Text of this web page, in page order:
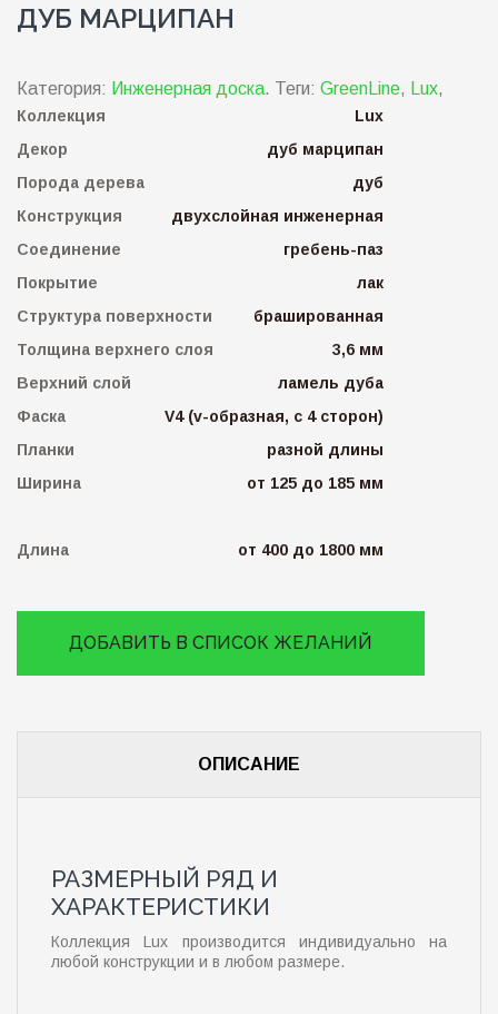
ДУБ МАРЦИПАН
Категория: Инженерная доска. Теги: GreenLine, Lux,
Коллекция
Lux
Декор
дуб марципан
Порода дерева
дуб
Конструкция
двухслойная инженерная
Соединение
гребень-паз
Покрытие
лак
Структура поверхности
брашированная
Толщина верхнего слоя
3,6 мм
Верхний слой
ламель дуба
Фаска
V4 (v-образная, с 4 сторон)
Планки
разной длины
Ширина
от 125 до 185 мм
Длина от 400 до 1800 мм
ДОБАВИТЬ В СПИСОК ЖЕЛАНИЙ
ОПИСАНИЕ
РАЗМЕРНЫЙ РЯД И
ХАРАКТЕРИСТИКИ
Коллекция Lux производится индивидуально на
любой конструкции и в любом размере.